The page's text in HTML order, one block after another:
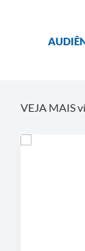
VEJA MAIS